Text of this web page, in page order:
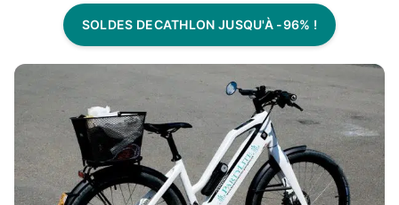
SOLDES DECATHLON JUSQU'À -96% !